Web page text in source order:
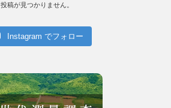
投稿が見つかりません。
Instagram でフォロー